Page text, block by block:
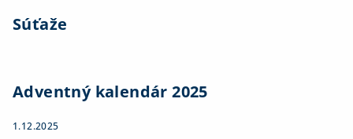
Súťaže
Adventný kalendár 2025
1.12.2025